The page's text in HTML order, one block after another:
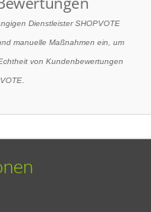
Dienstleister SHOPVOTE
manuelle Maßnahmen ein, um
von Kundenbewertungen